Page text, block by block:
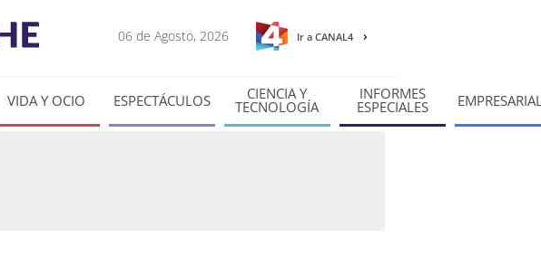
06 de Agosto, 2026 Ir a CANAL4
VIDA Y OCIO ESPECTÁCULOS CIENCIA Y
TECNOLOGÍA
INFORMES
ESPECIALES